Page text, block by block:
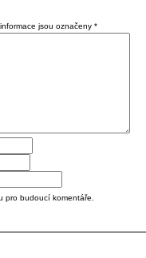
jsou označeny *
pro budoucí komentáře.